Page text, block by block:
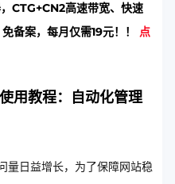
CTG+CN2高速带宽、快速
备案，每月仅需19元！！ 点
用教程：自动化管理
量日益增长，为了保障网站稳